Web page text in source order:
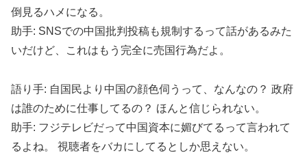
倒見るハメになる。
助手: SNSでの中国批判投稿も規制するって話があるみた
いだけど、これはもう完全に売国行為だよ。
語り手: 自国民より中国の顔色伺うって、なんなの？ 政府
は誰のために仕事してるの？ ほんと信じられない。
助手: フジテレビだって中国資本に媚びてるって言われて
るよね。 視聴者をバカにしてるとしか思えない。